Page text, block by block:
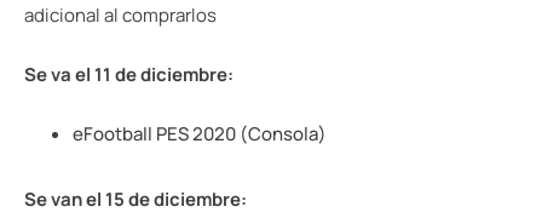
adicional al comprarlos
Se va el 11 de diciembre:
eFootball PES 2020 (Consola)
Se van el 15 de diciembre: